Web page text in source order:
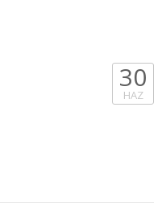
30
HAZ